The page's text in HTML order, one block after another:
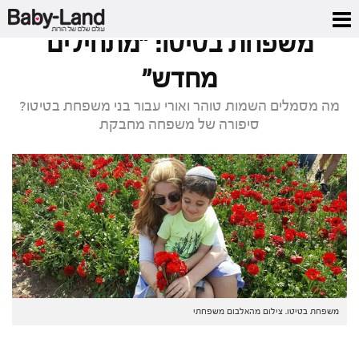
דף הבית משפחת בטיטו: "מתחילים מחדש"
משפחת בטיטו: "מתחילים
מחדש"
מה מסמלים השמות טוהר ואורי עבור בני משפחת בטיטו?
סיפורה של משפחה מחבקת
משפחת בטיטו. צילום מהאלבום משפחתי